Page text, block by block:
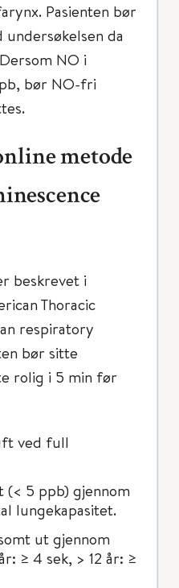
Pasienten bør
da
NO i
bør NO-fri
metode
beskrevet i
Thoracic
respiratory
bør sitte
rolig i 5 min før
ved full
5 ppb) gjennom
lungekapasitet.
ut gjennom
≥ 4 sek, > 12 år: ≥